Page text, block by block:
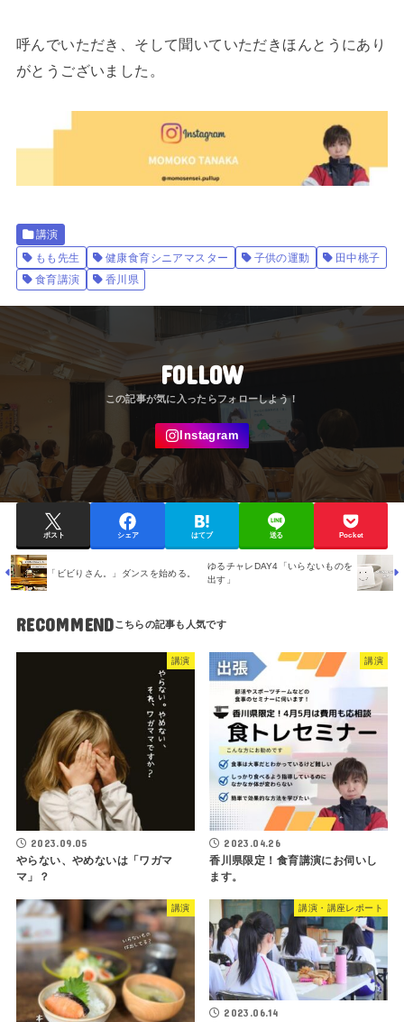
呼んでいただき、そして聞いていただきほんとうにあり
がとうございました。
講演
もも先生
健康食育シニアマスター 子供の運動
田中桃子
食育講演
香川県
FOLLOW
ポスト シェア はてブ 送る Pocket
「ビビりさん。」ダンスを始める。
ゆるチャレDAY4「いらないものを
出す」
RECOMMEND
講演
2023.09.05
やらない、やめないは「ワガマ
マ」？
講演
2023.04.26
香川県限定！食育講演にお伺いし
ます。
講演 講演・講座レポート
2023.06.14